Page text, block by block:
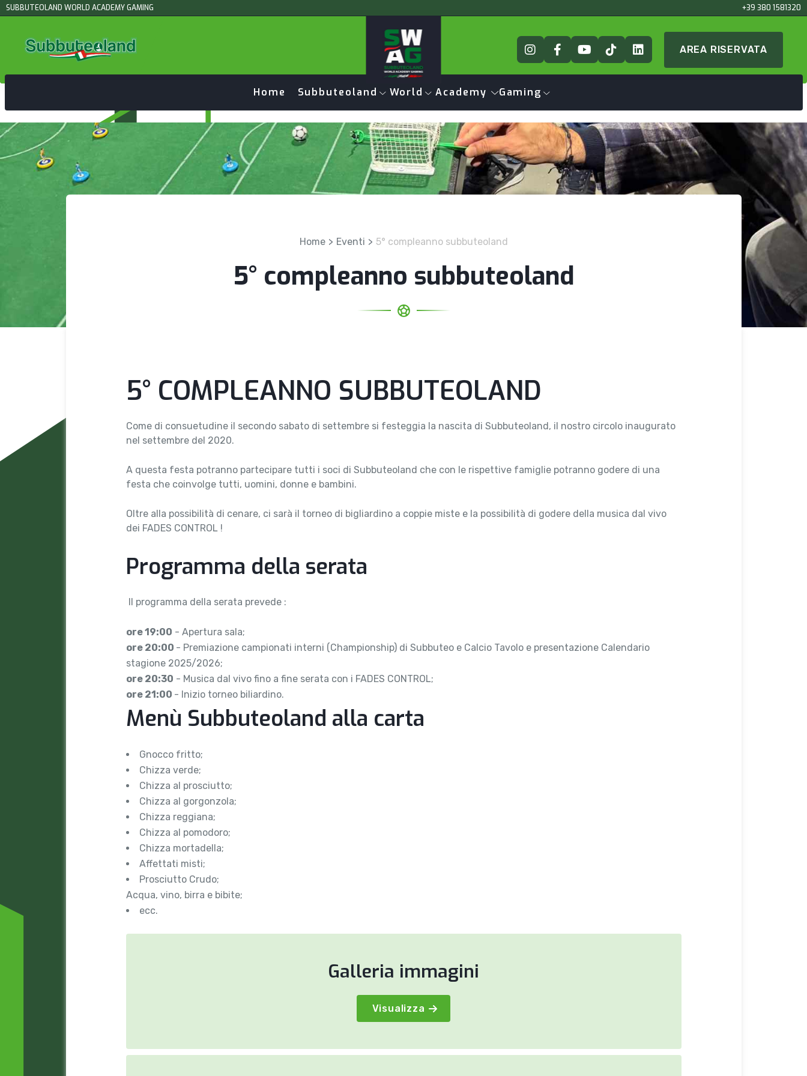
SUBBUTEOLAND WORLD ACADEMY GAMING +39 380 1581320
AREA RISERVATA
Home Subbuteoland World Academy Gaming
Home Eventi 5° compleanno subbuteoland
5° compleanno subbuteoland
5° COMPLEANNO SUBBUTEOLAND
Come di consuetudine il secondo sabato di settembre si festeggia la nascita di Subbuteoland, il nostro circolo inaugurato
nel settembre del 2020.
A questa festa potranno partecipare tutti i soci di Subbuteoland che con le rispettive famiglie potranno godere di una
festa che coinvolge tutti, uomini, donne e bambini.
Oltre alla possibilità di cenare, ci sarà il torneo di bigliardino a coppie miste e la possibilità di godere della musica dal vivo
dei FADES CONTROL !
Programma della serata
Il programma della serata prevede :
ore 19:00 - Apertura sala;
ore 20:00 - Premiazione campionati interni (Championship) di Subbuteo e Calcio Tavolo e presentazione Calendario
stagione 2025/2026;
ore 20:30 - Musica dal vivo fino a fine serata con i FADES CONTROL;
ore 21:00 - Inizio torneo biliardino.
Menù Subbuteoland alla carta
Gnocco fritto;
Chizza verde;
Chizza al prosciutto;
Chizza al gorgonzola;
Chizza reggiana;
Chizza al pomodoro;
Chizza mortadella;
Affettati misti;
Prosciutto Crudo;
Acqua, vino, birra e bibite;
ecc.
Galleria immagini
Visualizza